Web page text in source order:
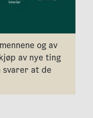
og av
av nye ting
svarer at de